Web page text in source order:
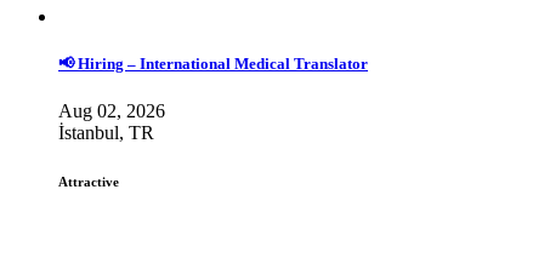
📢 Hiring – International Medical Translator
Aug 02, 2026
İstanbul, TR
Attractive